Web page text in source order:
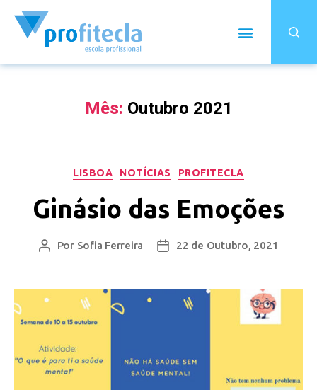
Mês: Outubro 2021
LISBOA NOTÍCIAS PROFITECLA
Ginásio das Emoções
Por Sofia Ferreira 22 de Outubro, 2021